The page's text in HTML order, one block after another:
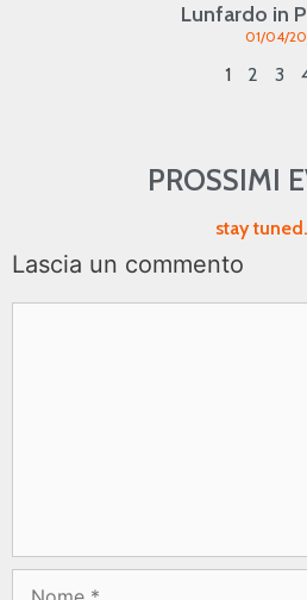
Lunfardo in
01/04/
1 2 3
PROSSIMI
stay
Lascia un commento